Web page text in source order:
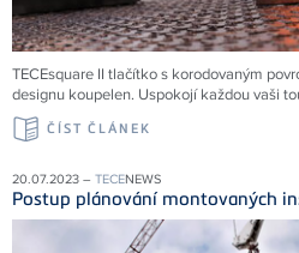
TECEsquare II tlačítko s korodovaným
designu koupelen. Uspokojí každou vaši
ČÍST ČLÁNEK
20.07.2023 – TECENEWS
Postup plánování montovaných